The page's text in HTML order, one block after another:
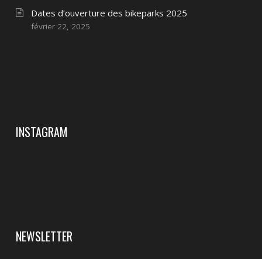
Dates d’ouverture des bikeparks 2025
février 22, 2025
INSTAGRAM
NEWSLETTER